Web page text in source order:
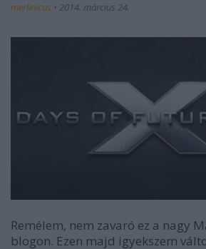
merlinicus • 2014. március 24.
Remélem, nem zavaró ez a nagy
blogon. Ezen majd igyekszem